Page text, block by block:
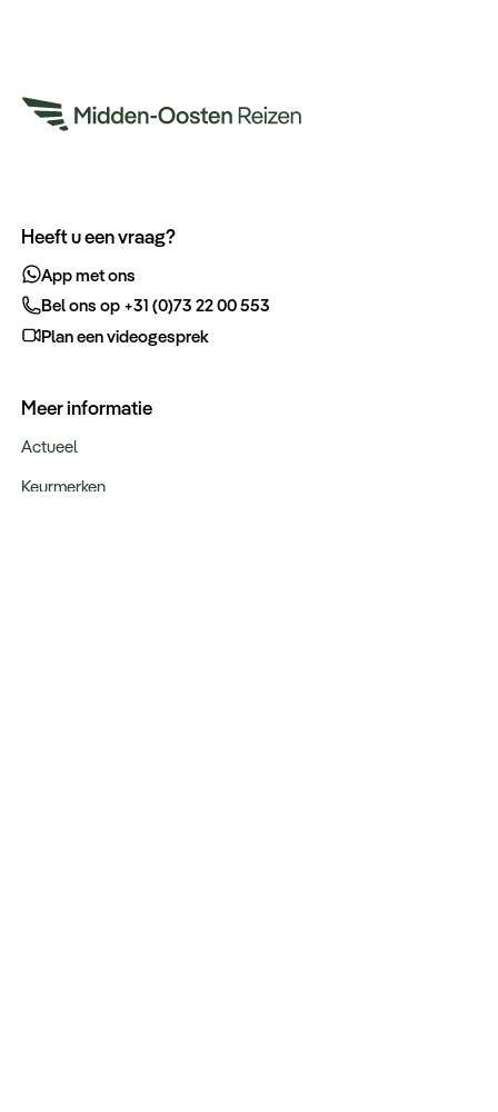
Heeft u een vraag?
App met ons
Bel ons op +31 (0)73 22 00 553
Plan een videogesprek
Meer informatie
Actueel
Keurmerken